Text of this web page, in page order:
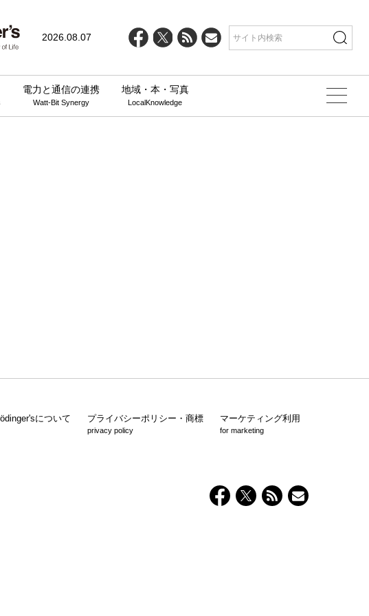
2026.08.07
電力と通信の連携
Watt-Bit Synergy
地域・本・写真
LocalKnowledge
について プライバシーポリシー・商標
privacy policy
マーケティング利用
for marketing